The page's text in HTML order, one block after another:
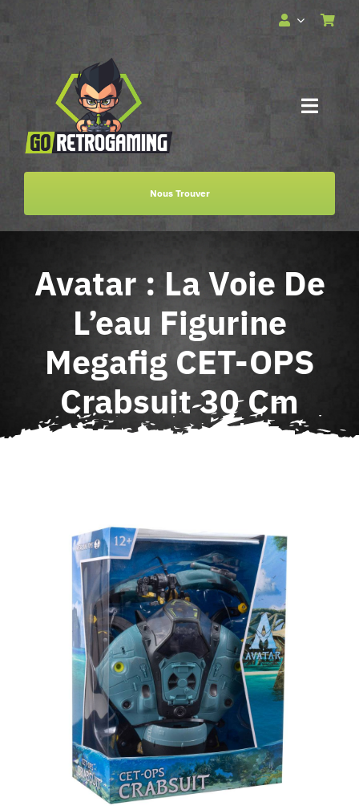
au
Toggle
Services
Boutique
Billetterie
Agenda
Contact
Nous Trouver
Avatar : La Voie De
L’eau Figurine
Megafig CET-OPS
Crabsuit 30 Cm